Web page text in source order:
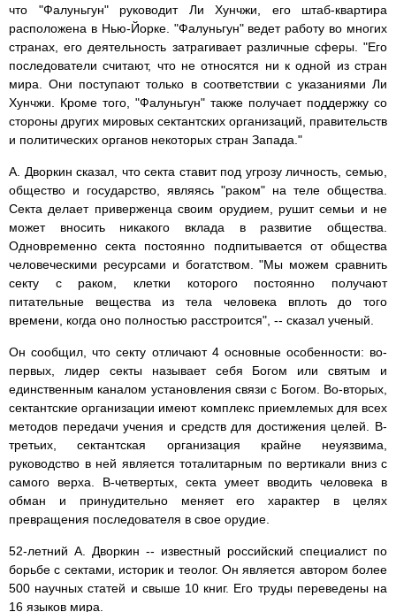
что "Фалуньгун" руководит Ли Хунчжи, его штаб-квартира
расположена в Нью-Йорке. "Фалуньгун" ведет работу во многих
странах, его деятельность затрагивает различные сферы. "Его
последователи считают, что не относятся ни к одной из стран
мира. Они поступают только в соответствии с указаниями Ли
Хунчжи. Кроме того, "Фалуньгун" также получает поддержку со
стороны других мировых сектантских организаций, правительств
и политических органов некоторых стран Запада."
А. Дворкин сказал, что секта ставит под угрозу личность, семью,
общество и государство, являясь "раком" на теле общества.
Секта делает приверженца своим орудием, рушит семьи и не
может вносить никакого вклада в развитие общества.
Одновременно секта постоянно подпитывается от общества
человеческими ресурсами и богатством. "Мы можем сравнить
секту с раком, клетки которого постоянно получают
питательные вещества из тела человека вплоть до того
времени, когда оно полностью расстроится", -- сказал ученый.
Он сообщил, что секту отличают 4 основные особенности: во-
первых, лидер секты называет себя Богом или святым и
единственным каналом установления связи с Богом. Во-вторых,
сектантские организации имеют комплекс приемлемых для всех
методов передачи учения и средств для достижения целей. В-
третьих, сектантская организация крайне неуязвима,
руководство в ней является тоталитарным по вертикали вниз с
самого верха. В-четвертых, секта умеет вводить человека в
обман и принудительно меняет его характер в целях
превращения последователя в свое орудие.
52-летний А. Дворкин -- известный российский специалист по
борьбе с сектами, историк и теолог. Он является автором более
500 научных статей и свыше 10 книг. Его труды переведены на
16 языков мира.